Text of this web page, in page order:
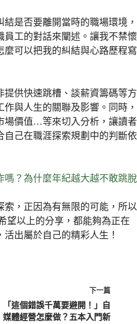
是否要離開當時的職場環境，
員工的對話來闡述。讓我不禁懷
可以把我的糾結與心路歷程寫
供快速跳槽、談薪資籌碼等方
與人生的關聯及影響。同時，
場價值…等來切入分析，讓讀者
自己在職涯探索規劃中的判斷依
嗎？為什麼年紀越大越不敢跳脫
索，正因為有無限的可能，所以
望以上的分享，都能夠為正在
出屬於自己的精彩人生！
下一篇
「這個錯誤千萬要避開！」自
媒體經營怎麼做？五本入門新